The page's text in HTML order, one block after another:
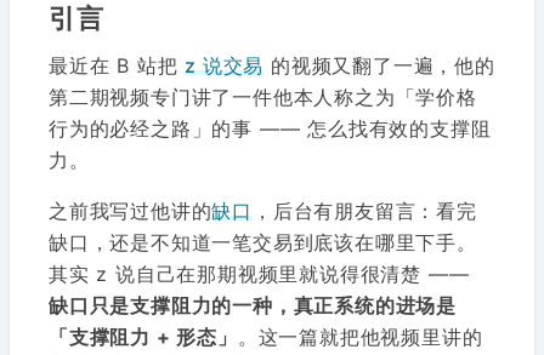
引言
最近在 B 站把z 说交易 的视频又翻了一遍，他的
第二期视频专门讲了一件他本人称之为「学价格
行为的必经之路」的事 —— 怎么找有效的支撑阻
力。
之前我写过他讲的缺口 ，后台有朋友留言：看完
缺口，还是不知道一笔交易到底该在哪里下手。
其实 z 说自己在那期视频里就说得很清楚 ——
缺口只是支撑阻力的一种，真正系统的进场是
「支撑阻力 + 形态」 。这一篇就把他视频里讲的